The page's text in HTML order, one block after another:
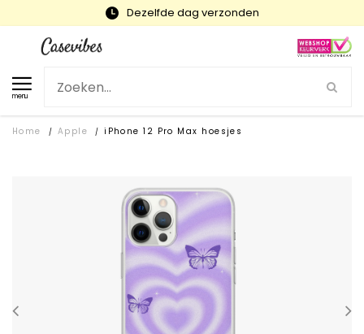
Snelle levering en gratis ruilen
menu
Home / Apple / iPhone 12 Pro Max hoesjes